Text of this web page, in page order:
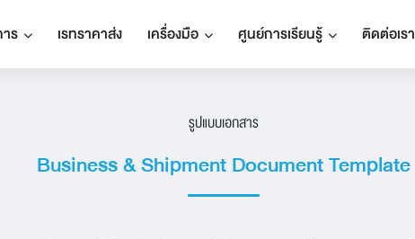
ร เรทราคาส่ง เครื่องมือ ศูนย์การเรียนรู้ ติดต่อเรา
รูปแบบเอกสาร
Business & Shipment Document Template